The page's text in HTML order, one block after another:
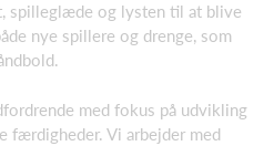
spilleglæde og lysten til at blive
nye spillere og drenge, som
med fokus på udvikling
færdigheder. Vi arbejder med